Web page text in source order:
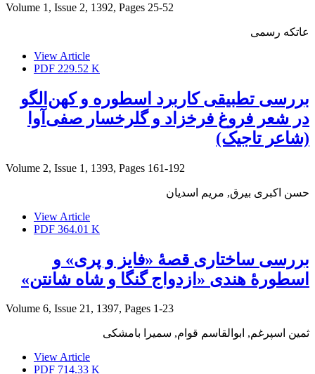
Volume 1, Issue 2, 1392, Pages 25-52
عاتکه رسمی
View Article
PDF 229.52 K
بررسی تطبیقی کاربرد اسطوره و کهن‌الگو
در شعر فروغ فرخزاد و گلرخسار صفی‌آوا
(شاعر تاجیک)
Volume 2, Issue 1, 1393, Pages 161-192
حسن اکبری بیرق, مریم اسدیان
View Article
PDF 364.01 K
بررسی ساختاری قصۀ «فایز و پری» و
اسطورۀ هندی «ازدواج گنگا و شاه شانتن»
Volume 6, Issue 21, 1397, Pages 1-23
ثمین اسپرغم, ابوالقاسم قوام, سمیرا بامشکی
View Article
PDF 714.33 K